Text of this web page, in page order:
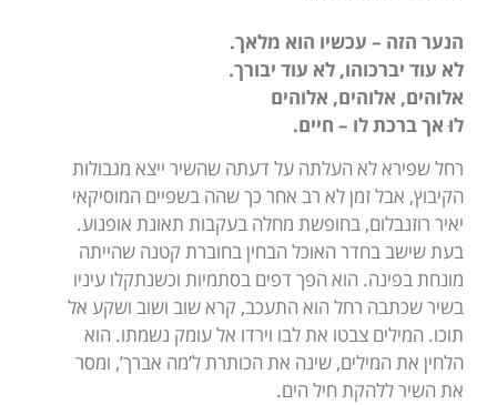
הנער הזה – עכשיו הוא מלאך.
לא עוד יברכוהו, לא עוד יבורך.
אלוהים, אלוהים, אלוהים
לוּ אך ברכת לו – חיים.
רחל שפירא לא העלתה על דעתה שהשיר ייצא מגבולות
הקיבוץ, אבל זמן לא רב אחר כך שהה בשפיים המוסיקאי
יאיר רוזנבלום, בחופשת מחלה בעקבות תאונת אופנוע.
בעת שישב בחדר האוכל הבחין בחוברת קטנה שהייתה
מונחת בפינה. הוא הפך דפים בסתמיות וכשנתקלו עיניו
בשיר שכתבה רחל הוא התעכב, קרא שוב ושוב ושקע אל
תוכו. המילים צבטו את לבו וירדו אל עומק נשמתו. הוא
הלחין את המילים, שינה את הכותרת ל’מה אברך’, ומסר
את השיר ללהקת חיל הים.